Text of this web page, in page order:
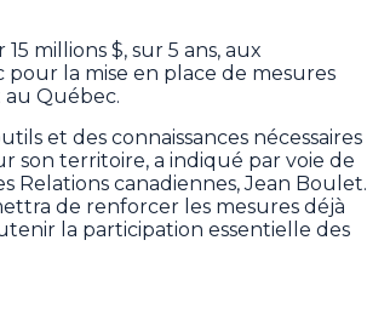
millions $, sur 5 ans, aux
la mise en place de mesures
Québec.
et des connaissances nécessaires
son territoire, a indiqué par voie de
Relations canadiennes, Jean Boulet.
de renforcer les mesures déjà
la participation essentielle des